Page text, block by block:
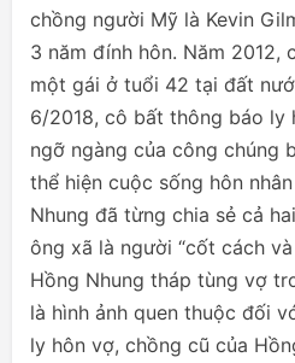
chồng người Mỹ là Kevin
3 năm đính hôn. Năm 2012,
một gái ở tuổi 42 tại đất
6/2018, cô bất thông báo ly
ngỡ ngàng của công chúng
thể hiện cuộc sống hôn
Nhung đã từng chia sẻ cả
ông xã là người “cốt cách
Hồng Nhung tháp tùng vợ
là hình ảnh quen thuộc đối
ly hôn vợ, chồng cũ của